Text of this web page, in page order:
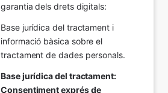
garantia dels drets digitals:
Base jurídica del tractament i
informació bàsica sobre el
tractament de dades personals.
Base jurídica del tractament:
Consentiment exprés de